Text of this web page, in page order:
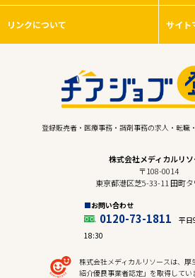
リンクについて サイト
登録販売者・医療事務・調剤事務の求人・転職
株式会社メディカルリソ
〒108-0014
東京都港区芝5-33-11 田町
お問い合わせ
0120-73-1811
平
18:30
株式会社メディカルリソースは、厚
紹介優良事業者認定」を取得してい